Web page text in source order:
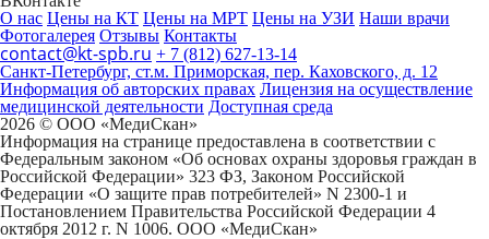
О нас Цены на КТ Цены на МРТ Цены на УЗИ Наши врачи
Фотогалерея Отзывы Контакты
contact@kt-spb.ru + 7 (812) 627-13-14
Санкт-Петербург, ст.м. Приморская, пер. Каховского, д. 12
Информация об авторских правах Лицензия на осуществление
медицинской деятельности Доступная среда
2026 © ООО «МедиCкан»
Информация на странице предоставлена в соответствии с
Федеральным законом «Об основах охраны здоровья граждан в
Российской Федерации» 323 ФЗ, Законом Российской
Федерации «О защите прав потребителей» N 2300-1 и
Постановлением Правительства Российской Федерации 4
октября 2012 г. N 1006. ООО «МедиСкан»